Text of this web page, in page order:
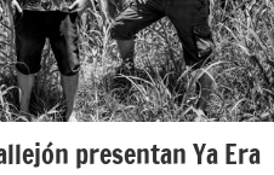
presentan Ya Era